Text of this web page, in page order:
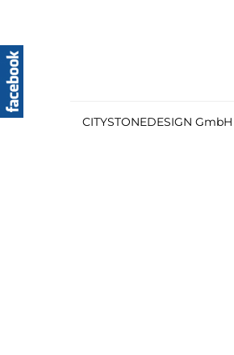
CITYSTONEDESIGN